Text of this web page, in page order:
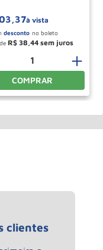
37à vista
de R$ 38 44
＋
COMPRAR
clientes